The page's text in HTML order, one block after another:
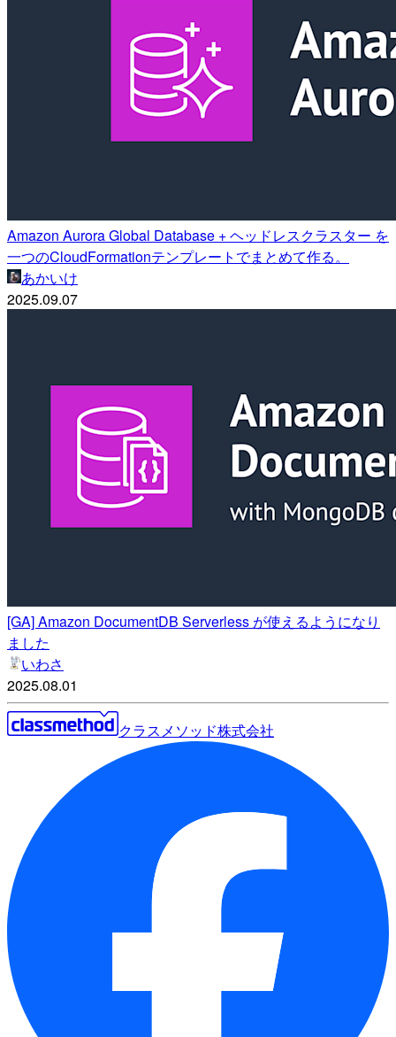
Amazon Aurora Global Database + ヘッドレスクラスター を
一つのCloudFormationテンプレートでまとめて作る。
あかいけ
2025.09.07
[GA] Amazon DocumentDB Serverless が使えるようになり
ました
いわさ
2025.08.01
クラスメソッド株式会社